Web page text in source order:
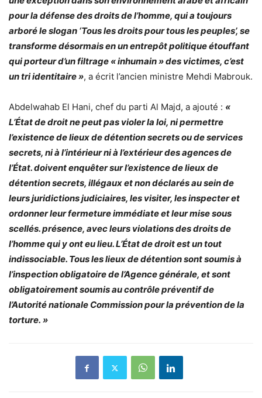
pour la défense des droits de l’homme, qui a toujours
arboré le slogan ‘Tous les droits pour tous les peuples’, se
transforme désormais en un entrepôt politique étouffant
qui porteur d’un filtrage « inhumain » des victimes, c’est
un tri identitaire », a écrit l’ancien ministre Mehdi Mabrouk.
Abdelwahab El Hani, chef du parti Al Majd, a ajouté : «
L’État de droit ne peut pas violer la loi, ni permettre
l’existence de lieux de détention secrets ou de services
secrets, ni à l’intérieur ni à l’extérieur des agences de
l’État. doivent enquêter sur l’existence de lieux de
détention secrets, illégaux et non déclarés au sein de
leurs juridictions judiciaires, les visiter, les inspecter et
ordonner leur fermeture immédiate et leur mise sous
scellés. présence, avec leurs violations des droits de
l’homme qui y ont eu lieu. L’État de droit est un tout
indissociable. Tous les lieux de détention sont soumis à
l’inspection obligatoire de l’Agence générale, et sont
obligatoirement soumis au contrôle préventif de
l’Autorité nationale Commission pour la prévention de la
torture. »